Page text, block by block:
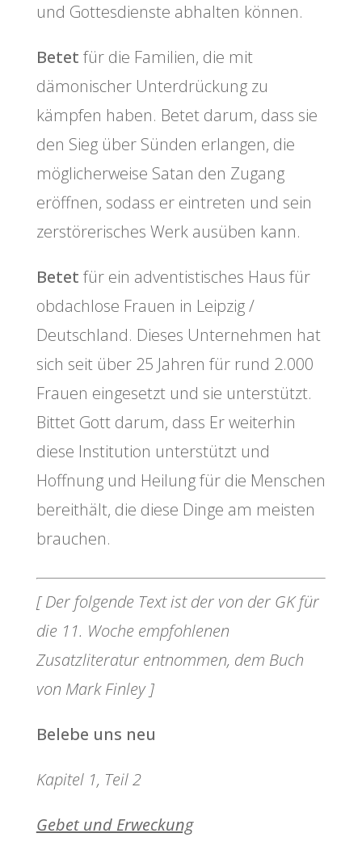
und Gottesdienste abhalten können.
Betet für die Familien, die mit
dämonischer Unterdrückung zu
kämpfen haben. Betet darum, dass sie
den Sieg über Sünden erlangen, die
möglicherweise Satan den Zugang
eröffnen, sodass er eintreten und sein
zerstörerisches Werk ausüben kann.
Betet für ein adventistisches Haus für
obdachlose Frauen in Leipzig /
Deutschland. Dieses Unternehmen hat
sich seit über 25 Jahren für rund 2.000
Frauen eingesetzt und sie unterstützt.
Bittet Gott darum, dass Er weiterhin
diese Institution unterstützt und
Hoffnung und Heilung für die Menschen
bereithält, die diese Dinge am meisten
brauchen.
[ Der folgende Text ist der von der GK für
die 11. Woche empfohlenen
Zusatzliteratur entnommen, dem Buch
von Mark Finley ]
Belebe uns neu
Kapitel 1, Teil 2
Gebet und Erweckung